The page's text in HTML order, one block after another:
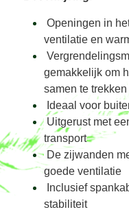
Openingen in
ventilatie en
gemakkelijk om
samen te trekken
Ideaal voor
Uitgerust met
transport
De zijwanden
goede ventilatie
Inclusief
stabiliteit